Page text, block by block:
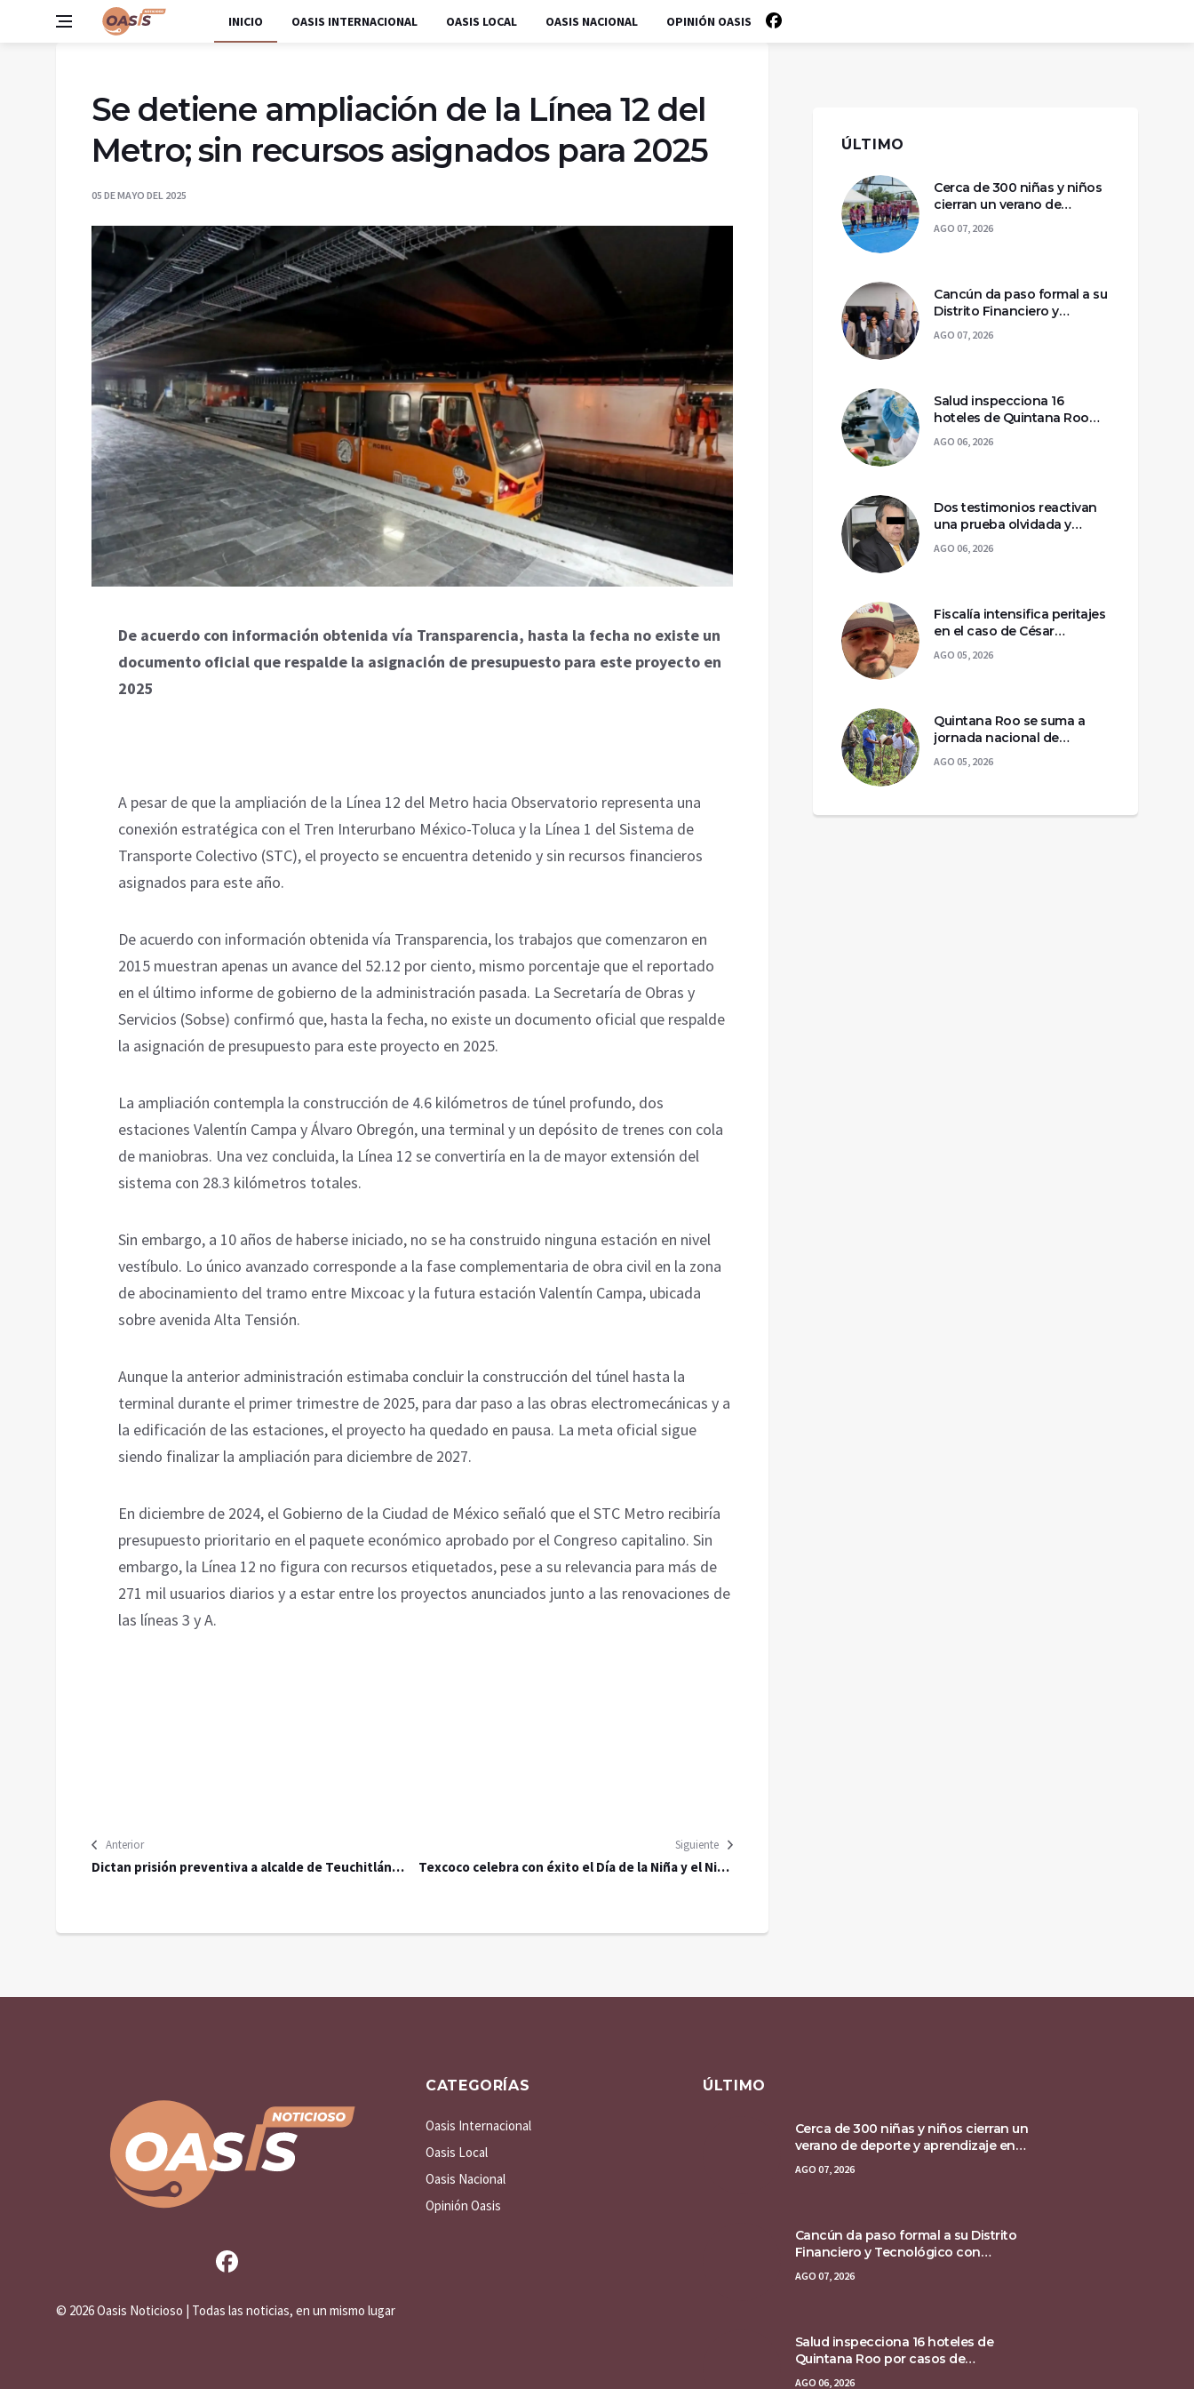
INICIO OASIS INTERNACIONAL OASIS LOCAL OASIS NACIONAL OPINIÓN OASIS
Se detiene ampliación de la Línea 12 del
Metro; sin recursos asignados para 2025
05 DE MAYO DEL 2025
De acuerdo con información obtenida vía Transparencia, hasta la fecha no existe un
documento oficial que respalde la asignación de presupuesto para este proyecto en
2025
A pesar de que la ampliación de la Línea 12 del Metro hacia Observatorio representa una
conexión estratégica con el Tren Interurbano México-Toluca y la Línea 1 del Sistema de
Transporte Colectivo (STC), el proyecto se encuentra detenido y sin recursos financieros
asignados para este año.
De acuerdo con información obtenida vía Transparencia, los trabajos que comenzaron en
2015 muestran apenas un avance del 52.12 por ciento, mismo porcentaje que el reportado
en el último informe de gobierno de la administración pasada. La Secretaría de Obras y
Servicios (Sobse) confirmó que, hasta la fecha, no existe un documento oficial que respalde
la asignación de presupuesto para este proyecto en 2025.
La ampliación contempla la construcción de 4.6 kilómetros de túnel profundo, dos
estaciones Valentín Campa y Álvaro Obregón, una terminal y un depósito de trenes con cola
de maniobras. Una vez concluida, la Línea 12 se convertiría en la de mayor extensión del
sistema con 28.3 kilómetros totales.
Sin embargo, a 10 años de haberse iniciado, no se ha construido ninguna estación en nivel
vestíbulo. Lo único avanzado corresponde a la fase complementaria de obra civil en la zona
de abocinamiento del tramo entre Mixcoac y la futura estación Valentín Campa, ubicada
sobre avenida Alta Tensión.
Aunque la anterior administración estimaba concluir la construcción del túnel hasta la
terminal durante el primer trimestre de 2025, para dar paso a las obras electromecánicas y a
la edificación de las estaciones, el proyecto ha quedado en pausa. La meta oficial sigue
siendo finalizar la ampliación para diciembre de 2027.
En diciembre de 2024, el Gobierno de la Ciudad de México señaló que el STC Metro recibiría
presupuesto prioritario en el paquete económico aprobado por el Congreso capitalino. Sin
embargo, la Línea 12 no figura con recursos etiquetados, pese a su relevancia para más de
271 mil usuarios diarios y a estar entre los proyectos anunciados junto a las renovaciones de
las líneas 3 y A.
Anterior
Dictan prisión preventiva a alcalde de Teuchitlán
Siguiente
Texcoco celebra con éxito el Día de la Niña y el Niño
ÚLTIMO
Cerca de 300 niñas y niños
cierran un verano de
deporte y aprendizaje en
Chetumal
AGO 07, 2026
Cancún da paso formal a su
Distrito Financiero y
Tecnológico con
declaratoria federal
AGO 07, 2026
Salud inspecciona 16
hoteles de Quintana Roo
por casos de ciclosporiasis
AGO 06, 2026
Dos testimonios reactivan
una prueba olvidada y
llevan a la captura de Ángel
Aguirre
AGO 06, 2026
Fiscalía intensifica peritajes
en el caso de César
Gastélum; mantienen
asegurada la escena del
AGO 05, 2026
Quintana Roo se suma a
jornada nacional de
reforestación para
recuperar ecosistemas del
AGO 05, 2026
© 2026 Oasis Noticioso | Todas las noticias, en un mismo lugar
CATEGORÍAS
Oasis Internacional
Oasis Local
Oasis Nacional
Opinión Oasis
ÚLTIMO
Cerca de 300 niñas y niños cierran un
verano de deporte y aprendizaje en
Chetumal
AGO 07, 2026
Cancún da paso formal a su Distrito
Financiero y Tecnológico con
declaratoria federal
AGO 07, 2026
Salud inspecciona 16 hoteles de
Quintana Roo por casos de
ciclosporiasis
AGO 06, 2026